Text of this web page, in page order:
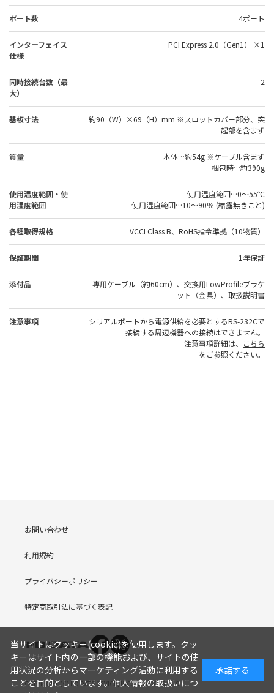
ポート数 4ポート
インターフェイス
仕様
PCI Express 2.0（Gen1） ×1
同時接続台数（最
大）
2
基板寸法
約90（W）×69（H）mm ※スロットカバー部分、突
起部を含まず
質量
本体…約54g ※ケーブル含まず
梱包時…約390g
使用温度範囲・使
用湿度範囲
使用温度範囲…0～55℃
使用湿度範囲…10～90％ (結露無きこと)
各種取得規格 VCCI Class B、RoHS指令準拠（10物質）
保証期間 1年保証
添付品
専用ケーブル（約60cm）、交換用LowProfileブラケ
ット（金具）、取扱説明書
注意事項
シリアルポートから電源供給を必要とするRS-232Cで
接続する周辺機器への接続はできません。
注意事項詳細は、
こちら
をご参照ください。
お問い合わせ
利用規約
プライバシーポリシー
特定商取引法に基づく表記
COPYRIGHT (C) I-O DATA DEVICE, INC. Since 2005.9.19
当サイトはクッキー(cookie)を使用します。クッ
キーはサイト内の一部の機能および、サイトの使
用状況の分析からマーケティング活動に利用する
ことを目的としています。個人情報の取扱いにつ
承諾する